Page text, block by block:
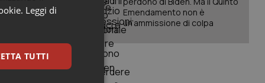
sui quali
Emendamento non è
un’ammissione di colpa
Leggi di
TUTTI